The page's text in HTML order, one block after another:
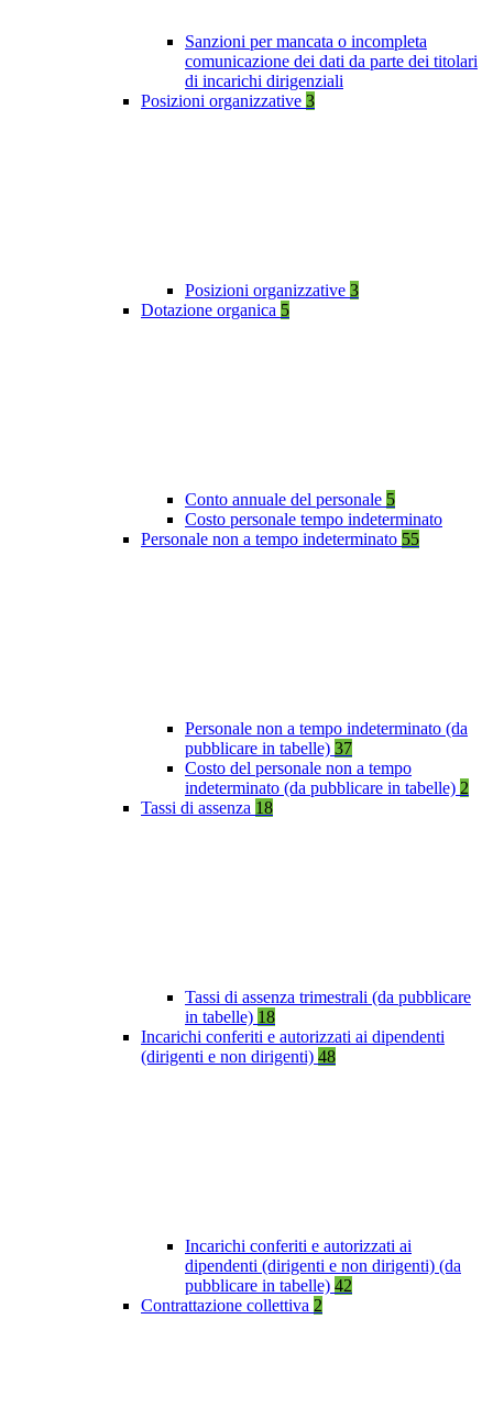
Sanzioni per mancata o incompleta
comunicazione dei dati da parte dei titolari
di incarichi dirigenziali
Posizioni organizzative 3
Posizioni organizzative 3
Dotazione organica 5
Conto annuale del personale 5
Costo personale tempo indeterminato
Personale non a tempo indeterminato 55
Personale non a tempo indeterminato (da
pubblicare in tabelle) 37
Costo del personale non a tempo
indeterminato (da pubblicare in tabelle) 2
Tassi di assenza 18
Tassi di assenza trimestrali (da pubblicare
in tabelle) 18
Incarichi conferiti e autorizzati ai dipendenti
(dirigenti e non dirigenti) 48
Incarichi conferiti e autorizzati ai
dipendenti (dirigenti e non dirigenti) (da
pubblicare in tabelle) 42
Contrattazione collettiva 2